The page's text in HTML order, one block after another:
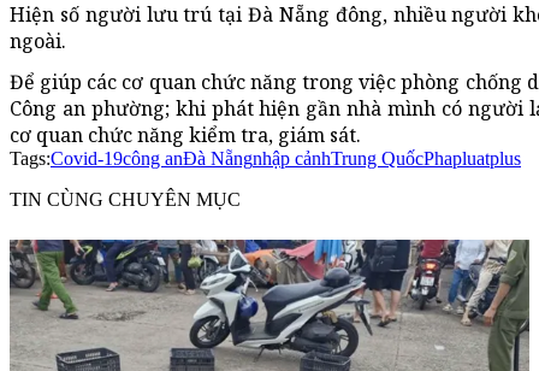
Hiện số người lưu trú tại Đà Nẵng đông, nhiều người
ngoài.
Để giúp các cơ quan chức năng trong việc phòng chống
Công an phường; khi phát hiện gần nhà mình có
cơ quan chức năng kiểm tra, giám sát.
Tags:Covid-19công anĐà Nẵngnhập cảnhTrung QuốcPhapluatplus
TIN CÙNG CHUYÊN MỤC